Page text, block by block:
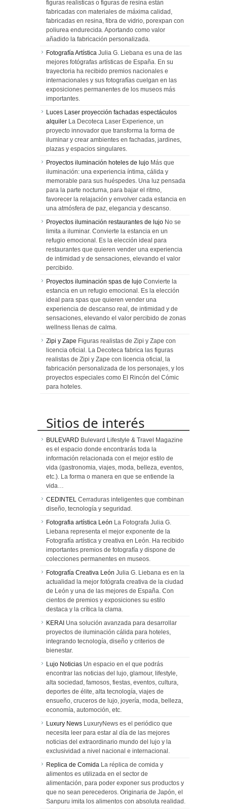
figuras realísticas o figuras de resina están
fabricadas con materiales de máxima calidad,
fabricadas en resina, fibra de vidrio, porexpan con
poliurea endurecida. Aportando como valor
añadido la fabricación personalizada.
Fotografía Artística Julia G. Liebana es una de las
mejores fotógrafas artísticas de España. En su
trayectoria ha recibido premios nacionales e
internacionales y sus fotografías cuelgan en las
exposiciones permanentes de los museos más
importantes.
Luces Laser proyección fachadas espectáculos
alquiler La Decoteca Laser Experience, un
proyecto innovador que transforma la forma de
iluminar y crear ambientes en fachadas, jardines,
plazas y espacios singulares.
Proyectos iluminación hoteles de lujo Más que
iluminación: una experiencia íntima, cálida y
memorable para sus huéspedes. Una luz pensada
para la parte nocturna, para bajar el ritmo,
favorecer la relajación y envolver cada estancia en
una atmósfera de paz, elegancia y descanso.
Proyectos iluminación restaurantes de lujo No se
limita a iluminar. Convierte la estancia en un
refugio emocional. Es la elección ideal para
restaurantes que quieren vender una experiencia
de intimidad y de sensaciones, elevando el valor
percibido.
Proyectos iluminación spas de lujo Convierte la
estancia en un refugio emocional. Es la elección
ideal para spas que quieren vender una
experiencia de descanso real, de intimidad y de
sensaciones, elevando el valor percibido de zonas
wellness llenas de calma.
Zipi y Zape Figuras realistas de Zipi y Zape con
licencia oficial. La Decoteca fabrica las figuras
realistas de Zipi y Zape con licencia oficial, la
fabricación personalizada de los personajes, y los
proyectos especiales como El Rincón del Cómic
para hoteles.
Sitios de interés
BULEVARD Bulevard Lifestyle & Travel Magazine
es el espacio donde encontrarás toda la
información relacionada con el mejor estilo de
vida (gastronomia, viajes, moda, belleza, eventos,
etc.). La forma o manera en que se entiende la
vida…
CEDINTEL Cerraduras inteligentes que combinan
diseño, tecnología y seguridad.
Fotografia artística León La Fotografa Julia G.
Liebana representa el mejor exponente de la
Fotografía artística y creativa en León. Ha recibido
importantes premios de fotografía y dispone de
colecciones permanentes en museos.
Fotografía Creativa León Julia G. Liebana es en la
actualidad la mejor fotógrafa creativa de la ciudad
de León y una de las mejores de España. Con
cientos de premios y exposiciones su estilo
destaca y la crítica la clama.
KERAI Una solución avanzada para desarrollar
proyectos de iluminación cálida para hoteles,
integrando tecnología, diseño y criterios de
bienestar.
Lujo Noticias Un espacio en el que podrás
encontrar las noticias del lujo, glamour, lifestyle,
alta sociedad, famosos, fiestas, eventos, cultura,
deportes de élite, alta tecnología, viajes de
ensueño, cruceros de lujo, joyería, moda, belleza,
economía, automoción, etc.
Luxury News LuxuryNews es el periódico que
necesita leer para estar al día de las mejores
noticias del extraordinario mundo del lujo y la
exclusividad a nivel nacional e internacional.
Replica de Comida La réplica de comida y
alimentos es utilizada en el sector de
alimentación, para poder exponer sus productos y
que no sean perecederos. Originaria de Japón, el
Sanpuru imita los alimentos con absoluta realidad.